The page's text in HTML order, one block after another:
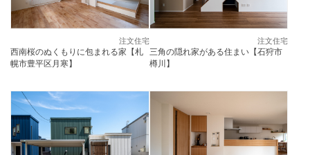
注文住宅
西南桜のぬくもりに包まれる家【札
幌市豊平区月寒】
注文住宅
三角の隠れ家がある住まい【石狩市
樽川】